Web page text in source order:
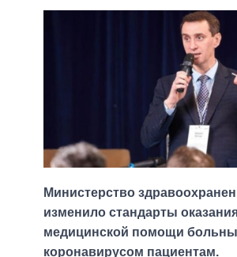
Министерство
изменило стандарты
медицинской помощи
коронавирусом пациентам.